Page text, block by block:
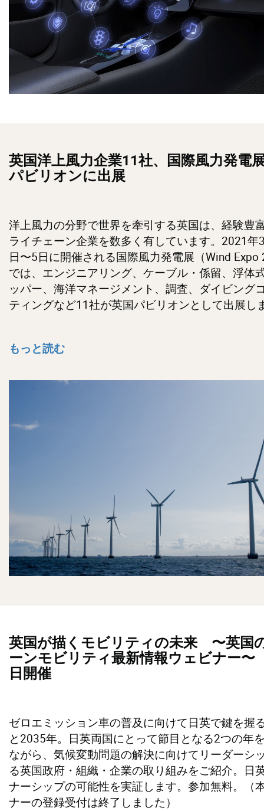
英国洋上風力企業11社、国際風力発電
パビリオンに出展
洋上風力の分野で世界を牽引する英国は、経験豊
ライチェーン企業を数多く有しています。2021年
日〜5日に開催される国際風力発電展（Wind Expo
では、エンジニアリング、ケーブル・係留、浮体
ッパー、海洋マネージメント、調査、ダイビング
ティングなど11社が英国パビリオンとして出展し
もっと読む
英国が描くモビリティの未来 〜英国
ーンモビリティ最新情報ウェビナー
日開催
ゼロエミッション車の普及に向けて日英で鍵を握
と2035年。日英両国にとって節目となる2つの年
ながら、気候変動問題の解決に向けてリーダーシ
る英国政府・組織・企業の取り組みをご紹介。日
ナーシップの可能性を実証します。参加無料。（
ナーの登録受付は終了しました）